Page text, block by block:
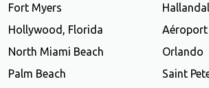
Fort Myers
Hollywood, Florida
North Miami Beach
Orlando
Palm Beach
Saint